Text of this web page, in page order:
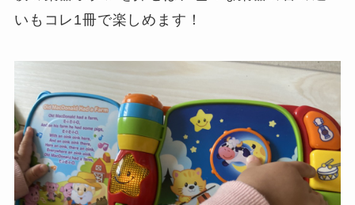
いもコレ1冊で楽しめます！